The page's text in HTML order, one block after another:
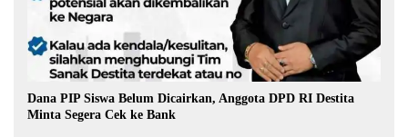
Dana PIP Siswa Belum Dicairkan, Anggota DPD RI Destita
Minta Segera Cek ke Bank